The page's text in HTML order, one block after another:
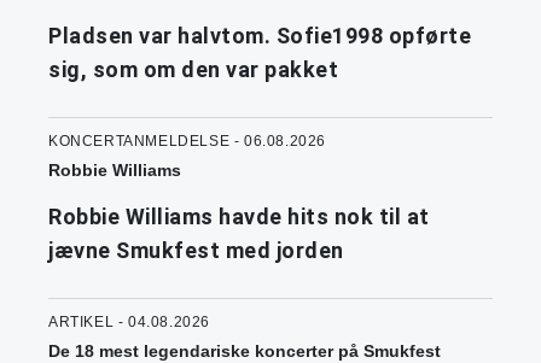
Pladsen var halvtom. Sofie1998 opførte
sig, som om den var pakket
KONCERTANMELDELSE - 06.08.2026
Robbie Williams
Robbie Williams havde hits nok til at
jævne Smukfest med jorden
ARTIKEL - 04.08.2026
De 18 mest legendariske koncerter på Smukfest